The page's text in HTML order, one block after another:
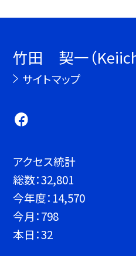
竹田 契一（
サイトマップ
アクセス統計
総数：32,801
今年度： 14,570
今月：798
本日：32